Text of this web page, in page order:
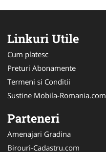
Linkuri Utile
Cum platesc
Preturi Abonamente
Termeni si Conditii
Sustine Mobila-Romania.com
Parteneri
Amenajari Gradina
Birouri-Cadastru.com